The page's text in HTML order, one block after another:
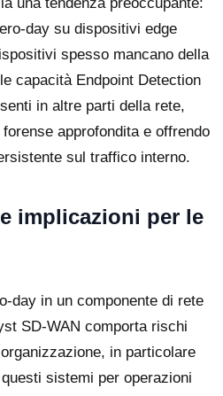
una tendenza preoccupante:
day su dispositivi edge
spesso mancano della
capacità Endpoint Detection
in altre parti della rete,
approfondita e offrendo
sul traffico interno.
implicazioni per le
day in un componente di rete
SD-WAN comporta rischi
in particolare
sistemi per operazioni